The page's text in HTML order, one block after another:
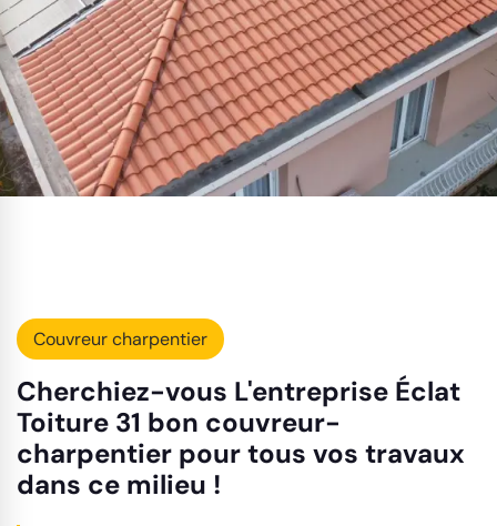
Couvreur charpentier
Cherchiez-vous L'entreprise Éclat
Toiture 31 bon couvreur-
charpentier pour tous vos travaux
dans ce milieu !